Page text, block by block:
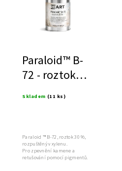
Paraloid™ B-
72 - roztok
Skladem (11 ks)
Paraloid ™ B-72, roztok 30 %,
rozpuštěný v xylenu.
Pro zpevnění kamene a
retušování pomocí pigmentů.